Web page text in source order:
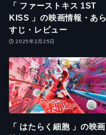
「 ファーストキス 1ST
KISS 」の映画情報・あら
すじ・レビュー
2025年2月25日
「 はたらく細胞 」の映画